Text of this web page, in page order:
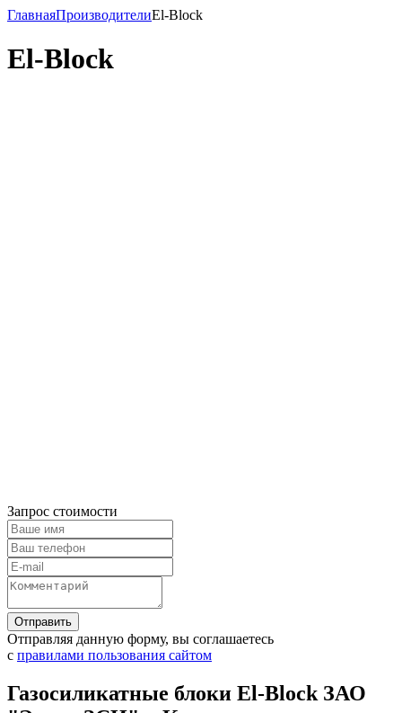
ГлавнаяПроизводителиEl-Block
El-Block
Запрос стоимости
Отправляя данную форму, вы соглашаетесь
с правилами пользования сайтом
Газосиликатные блоки El-Block ЗАО